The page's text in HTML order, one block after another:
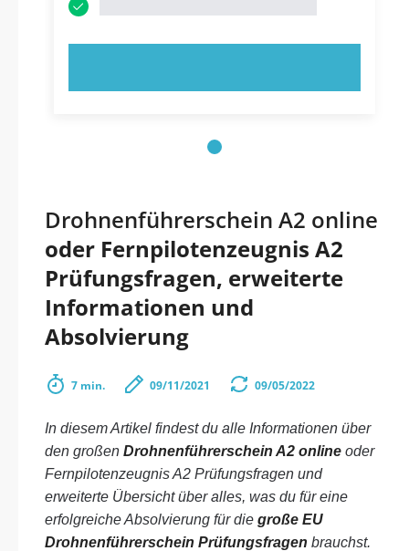
Drohnenführerschein A2 online
oder Fernpilotenzeugnis A2
Prüfungsfragen, erweiterte
Informationen und
Absolvierung
7 min. 09/11/2021 09/05/2022
In diesem Artikel findest du alle Informationen über
den großen Drohnenführerschein A2 online oder
Fernpilotenzeugnis A2 Prüfungsfragen und
erweiterte Übersicht über alles, was du für eine
erfolgreiche Absolvierung für die große EU
Drohnenführerschein Prüfungsfragen brauchst.